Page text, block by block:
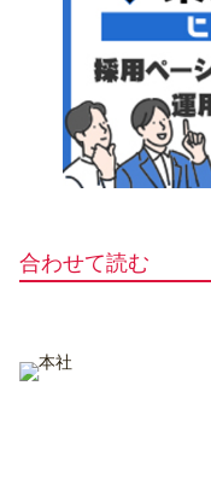
合わせて読む